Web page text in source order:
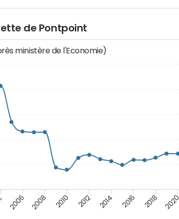
de Pontpoint
ministère de l'Economie)
2006 2008 2010 2012 2014 2016 2018 2020